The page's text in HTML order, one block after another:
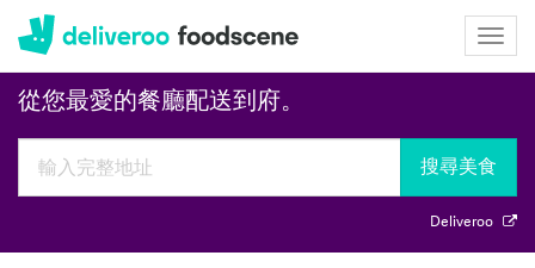
Deliveroo
從您最愛的餐廳配送到府。
搜尋美食
Deliveroo